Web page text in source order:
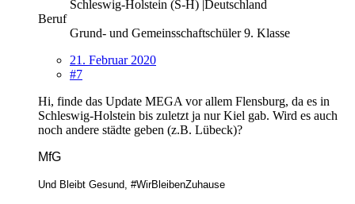
Schleswig-Holstein (S-H) |Deutschland
Beruf
Grund- und Gemeinsschaftschüler 9. Klasse
21. Februar 2020
#7
Hi, finde das Update MEGA vor allem Flensburg, da es in
Schleswig-Holstein bis zuletzt ja nur Kiel gab. Wird es auch
noch andere städte geben (z.B. Lübeck)?
MfG
Und Bleibt Gesund, #WirBleibenZuhause